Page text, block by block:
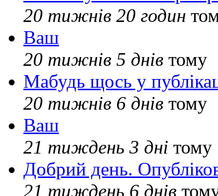
20 тижнів 20 годин
Ваш
20 тижнів 5 днів тому
Мабудь щось у
20 тижнів 6 днів тому
Ваш
21 тиждень 3 дні тому
Добрий день.
21 тиждень 6 днів